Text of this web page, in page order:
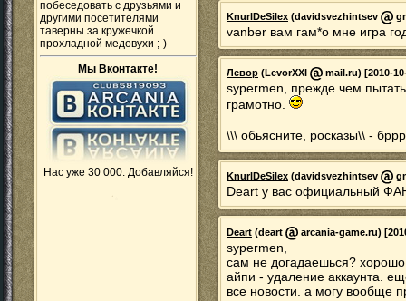
побеседовать с друзьями и
другими посетителями
таверны за кружечкой
прохладной медовухи ;-)
Мы Вконтакте!
Нас уже 30 000. Добавляйся!
KnurlDeSilex (davidsvezhintsev
vanber вам гам*о мне игра
Левор (LevorXXI mail.ru) [2010-
sypermen, прежде чем
грамотно.
\\\ обьясните, росказы\\ -
KnurlDeSilex (davidsvezhintsev
Deart у вас официальный
Deart (deart arcania-game.ru)
sypermen,
сам не догадаешься?
айпи - удаление аккаунта.
все новости. а могу вообще